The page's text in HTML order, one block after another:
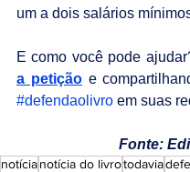
um a dois salários
E como você pode
a petição
#defendaolivro em suas
Fonte:
notícianotícia do livrotodavia